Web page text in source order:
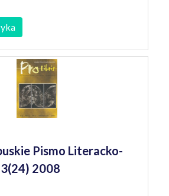
Pismo Literacko-
2008